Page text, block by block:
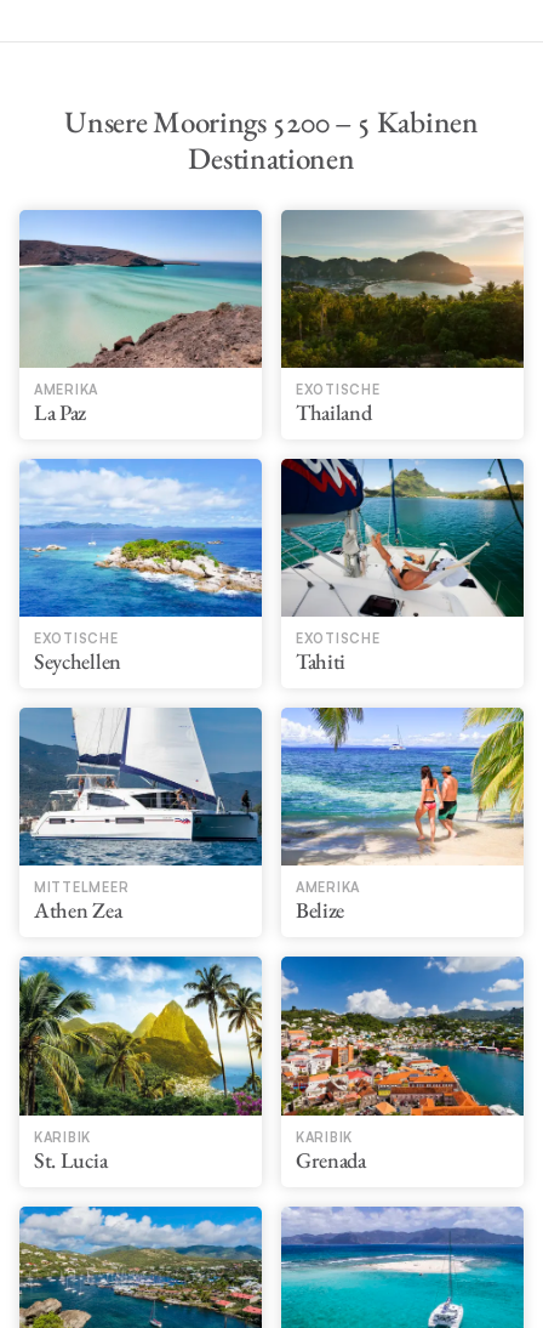
Unsere Moorings 5200 – 5 Kabinen
Destinationen
AMERIKA
La Paz
EXOTISCHE
Thailand
EXOTISCHE
Seychellen
EXOTISCHE
Tahiti
MITTELMEER
Athen Zea
AMERIKA
Belize
KARIBIK
St. Lucia
KARIBIK
Grenada